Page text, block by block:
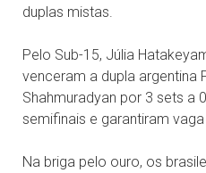
duplas mistas.
Pelo Sub-15, Júlia
venceram a dupla argentina
Shahmuradyan por 3 sets a
semifinais e garantiram vaga
Na briga pelo ouro, os